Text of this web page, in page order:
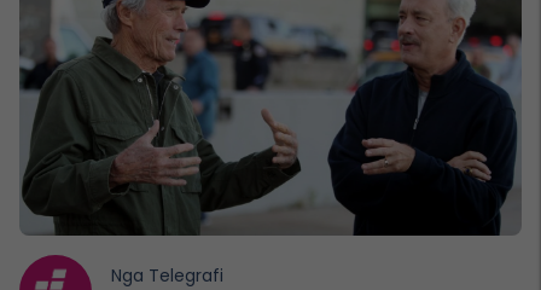
Nga Telegrafi